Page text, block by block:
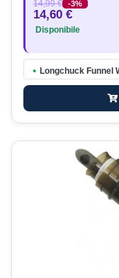
14,99 € -3%
14,60 €
Disponibile
● Longchuck Funnel